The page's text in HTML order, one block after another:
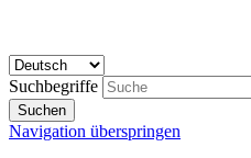
Suchbegriffe
Suchen
Navigation überspringen